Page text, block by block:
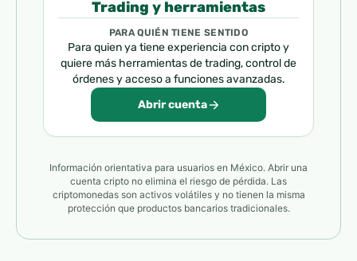
Trading y herramientas
PARA QUIÉN TIENE SENTIDO
Para quien ya tiene experiencia con cripto y
quiere más herramientas de trading, control de
órdenes y acceso a funciones avanzadas.
Abrir cuenta
Información orientativa para usuarios en México. Abrir una
cuenta cripto no elimina el riesgo de pérdida. Las
criptomonedas son activos volátiles y no tienen la misma
protección que productos bancarios tradicionales.